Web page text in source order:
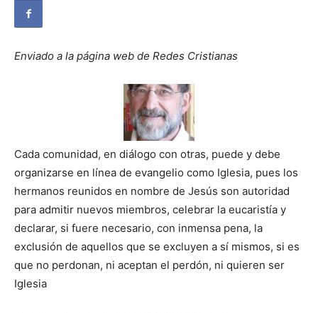
Enviado a la página web de Redes Cristianas
Cada comunidad, en diálogo con otras, puede y debe
organizarse en línea de evangelio como Iglesia, pues los
hermanos reunidos en nombre de Jesús son autoridad
para admitir nuevos miembros, celebrar la eucaristía y
declarar, si fuere necesario, con inmensa pena, la
exclusión de aquellos que se excluyen a sí mismos, si es
que no perdonan, ni aceptan el perdón, ni quieren ser
Iglesia